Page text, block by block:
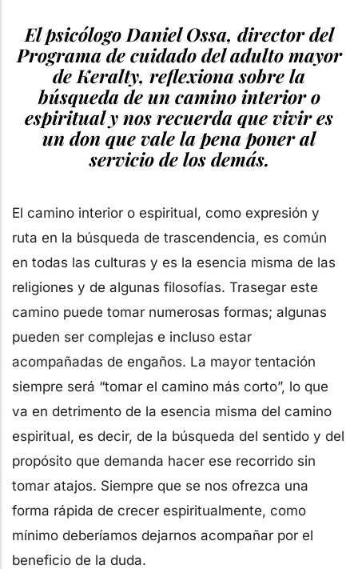
El psicólogo Daniel Ossa, director del
Programa de cuidado del adulto mayor
de Keralty, reflexiona sobre la
búsqueda de un camino interior o
espiritual y nos recuerda que vivir es
un don que vale la pena poner al
servicio de los demás.
El camino interior o espiritual, como expresión y
ruta en la búsqueda de trascendencia, es común
en todas las culturas y es la esencia misma de las
religiones y de algunas filosofías. Trasegar este
camino puede tomar numerosas formas; algunas
pueden ser complejas e incluso estar
acompañadas de engaños. La mayor tentación
siempre será “tomar el camino más corto”, lo que
va en detrimento de la esencia misma del camino
espiritual, es decir, de la búsqueda del sentido y del
propósito que demanda hacer ese recorrido sin
tomar atajos. Siempre que se nos ofrezca una
forma rápida de crecer espiritualmente, como
mínimo deberíamos dejarnos acompañar por el
beneficio de la duda.